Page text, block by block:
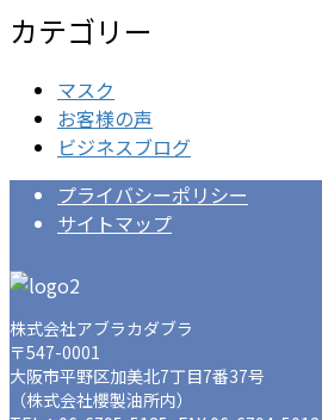
カテゴリー
マスク
お客様の声
ビジネスブログ
プライバシーポリシー
サイトマップ
株式会社アブラカダブラ
〒547-0001
大阪市平野区加美北7丁目7番37号
（株式会社櫻製油所内）